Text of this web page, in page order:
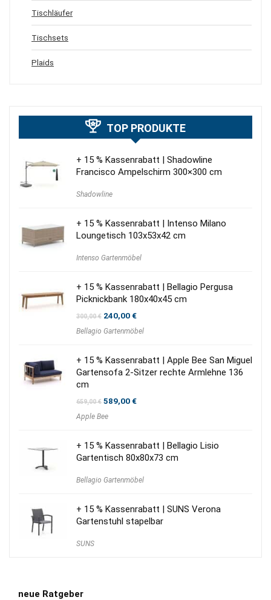
Tischläufer
Tischsets
Plaids
TOP PRODUKTE
+ 15 % Kassenrabatt | Shadowline
Francisco Ampelschirm 300×300 cm
Shadowline
+ 15 % Kassenrabatt | Intenso Milano
Loungetisch 103x53x42 cm
Intenso Gartenmöbel
+ 15 % Kassenrabatt | Bellagio Pergusa
Picknickbank 180x40x45 cm
300,00€ Ursprünglicher
war:
240,00€Aktueller
ist:
Bellagio Gartenmöbel
+ 15 % Kassenrabatt | Apple Bee San Miguel
Gartensofa 2-Sitzer rechte Armlehne 136
cm
659,00€ Ursprünglicher
war:
589,00€Aktueller
Apple Bee
+ 15 % Kassenrabatt | Bellagio Lisio
Gartentisch 80x80x73 cm
Bellagio Gartenmöbel
+ 15 % Kassenrabatt | SUNS Verona
Gartenstuhl stapelbar
SUNS
neue Ratgeber